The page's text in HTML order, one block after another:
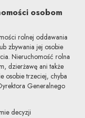
osobom
rolnej oddawania
zbywania jej osobie
Nieruchomość rolna
dzierżawę ani także
osobie trzeciej, chyba
Generalnego
decyzji